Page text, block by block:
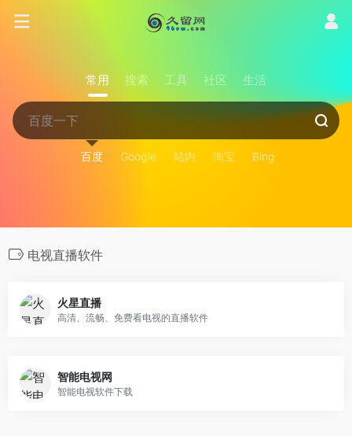
常用 搜索 工具 社区 生活
百度 Google 站内 淘宝 Bing
电视直播软件
火星直播
高清、流畅、免费看电视的直播软件
智能电视网
智能电视软件下载